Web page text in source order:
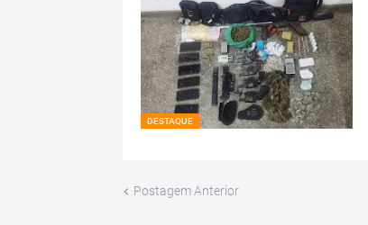
DESTAQUE
Postagem Anterior